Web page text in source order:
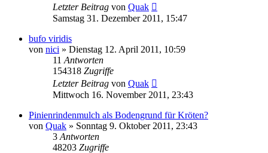
Letzter Beitrag von Quak
Samstag 31. Dezember 2011, 15:47
bufo viridis
von nici » Dienstag 12. April 2011, 10:59
11 Antworten
154318 Zugriffe
Letzter Beitrag von Quak
Mittwoch 16. November 2011, 23:43
Pinienrindenmulch als Bodengrund für Kröten?
von Quak » Sonntag 9. Oktober 2011, 23:43
3 Antworten
48203 Zugriffe